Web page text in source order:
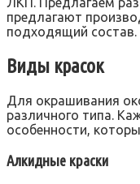
предлагают
подходящий состав.
Виды красок
Для окрашивания
различного типа.
особенности,
Алкидные краски